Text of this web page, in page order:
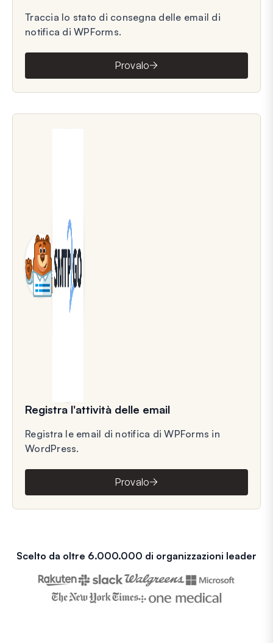
Traccia lo stato di consegna delle email di
notifica di WPForms.
Provalo
Registra l'attività delle email
Registra le email di notifica di WPForms in
WordPress.
Provalo
Scelto da oltre 6.000.000 di organizzazioni leader